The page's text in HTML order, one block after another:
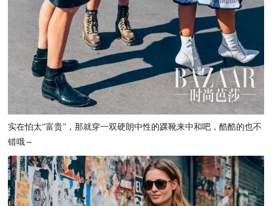
实在怕太“富贵”，那就穿一双硬朗中性的踝靴来中和吧，酷酷的也不
错哦～